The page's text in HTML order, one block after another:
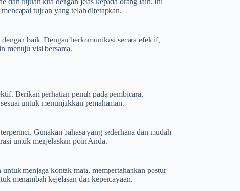
dan tujuan kita dengan jelas kepada orang lain. Ini
tujuan yang telah ditetapkan.
baik. Dengan berkomunikasi secara efektif,
menuju visi bersama.
Berikan perhatian penuh pada pembicara,
untuk menunjukkan pemahaman.
Gunakan bahasa yang sederhana dan mudah
untuk menjelaskan poin Anda.
menjaga kontak mata, mempertahankan postur
menambah kejelasan dan kepercayaan.